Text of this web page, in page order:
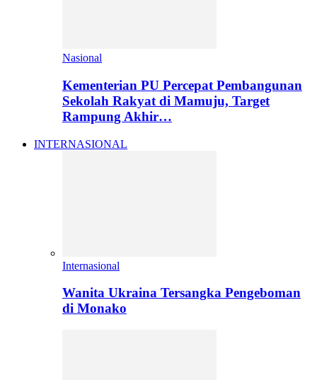
Nasional
Kementerian PU Percepat Pembangunan
Sekolah Rakyat di Mamuju, Target
Rampung Akhir…
INTERNASIONAL
Internasional
Wanita Ukraina Tersangka Pengeboman
di Monako